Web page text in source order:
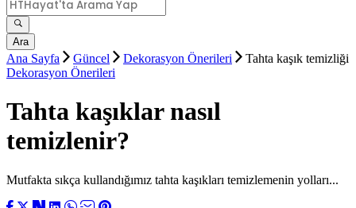
Ara
Ana Sayfa Güncel Dekorasyon Önerileri
Tahta kaşık temizliği
Dekorasyon Önerileri
Tahta kaşıklar nasıl
temizlenir?
Mutfakta sıkça kullandığımız tahta kaşıkları temizlemenin yolları...